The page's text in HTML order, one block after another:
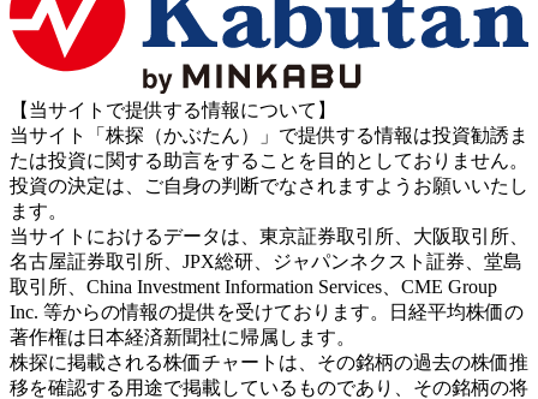
【当サイトで提供する情報について】
当サイト「株探（かぶたん）」で提供する情報は投資勧誘ま
たは投資に関する助言をすることを目的としておりません。
投資の決定は、ご自身の判断でなされますようお願いいたし
ます。
当サイトにおけるデータは、東京証券取引所、大阪取引所、
名古屋証券取引所、JPX総研、ジャパンネクスト証券、堂島
取引所、China Investment Information Services、CME Group
Inc. 等からの情報の提供を受けております。日経平均株価の
著作権は日本経済新聞社に帰属します。
株探に掲載される株価チャートは、その銘柄の過去の株価推
移を確認する用途で掲載しているものであり、その銘柄の将